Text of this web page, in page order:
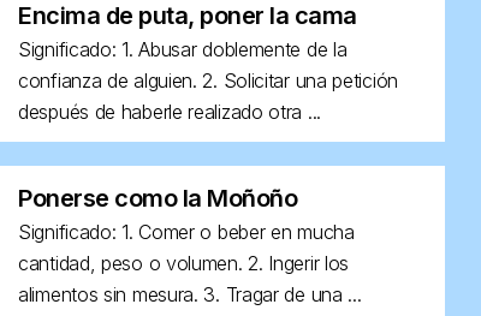
Encima de puta, poner la cama
Significado: 1. Abusar doblemente de la
confianza de alguien. 2. Solicitar una petición
después de haberle realizado otra ...
Ponerse como la Moñoño
Significado: 1. Comer o beber en mucha
cantidad, peso o volumen. 2. Ingerir los
alimentos sin mesura. 3. Tragar de una ...